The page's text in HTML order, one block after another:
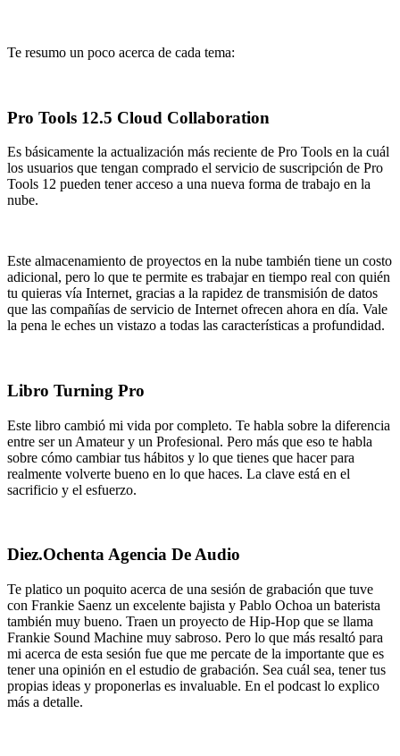
Te resumo un poco acerca de cada tema:
Pro Tools 12.5 Cloud Collaboration
Es básicamente la actualización más reciente de Pro Tools en la cuál
los usuarios que tengan comprado el servicio de suscripción de Pro
Tools 12 pueden tener acceso a una nueva forma de trabajo en la
nube.
Este almacenamiento de proyectos en la nube también tiene un costo
adicional, pero lo que te permite es trabajar en tiempo real con quién
tu quieras vía Internet, gracias a la rapidez de transmisión de datos
que las compañías de servicio de Internet ofrecen ahora en día. Vale
la pena le eches un vistazo a todas las características a profundidad.
Libro Turning Pro
Este libro cambió mi vida por completo. Te habla sobre la diferencia
entre ser un Amateur y un Profesional. Pero más que eso te habla
sobre cómo cambiar tus hábitos y lo que tienes que hacer para
realmente volverte bueno en lo que haces. La clave está en el
sacrificio y el esfuerzo.
Diez.Ochenta Agencia De Audio
Te platico un poquito acerca de una sesión de grabación que tuve
con Frankie Saenz un excelente bajista y Pablo Ochoa un baterista
también muy bueno. Traen un proyecto de Hip-Hop que se llama
Frankie Sound Machine muy sabroso. Pero lo que más resaltó para
mi acerca de esta sesión fue que me percate de la importante que es
tener una opinión en el estudio de grabación. Sea cuál sea, tener tus
propias ideas y proponerlas es invaluable. En el podcast lo explico
más a detalle.